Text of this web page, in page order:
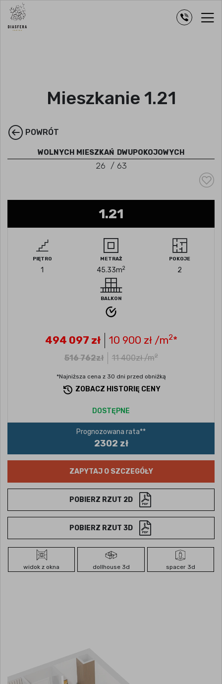
Mieszkanie 1.21
POWRÓT
WOLNYCH MIESZKAŃ DWUPOKOJOWYCH
26 / 63
1.21
PIĘTRO
1
METRAŻ
45.33m2
POKOJE
2
BALKON
494 097 zł 10 900 zł /m2*
516 762zł 11 400zł /m2
*Najniższa cena z 30 dni przed obniżką
ZOBACZ HISTORIĘ CENY
DOSTĘPNE
Prognozowana rata**
2302 zł
ZAPYTAJ O SZCZEGÓŁY
POBIERZ RZUT 2D
POBIERZ RZUT 3D
widok z okna dollhouse 3d spacer 3d